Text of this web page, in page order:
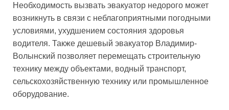
Необходимость вызвать эвакуатор недорого может
возникнуть в связи с неблагоприятными погодными
условиями, ухудшением состояния здоровья
водителя. Также дешевый эвакуатор Владимир-
Волынский позволяет перемещать строительную
технику между объектами, водный транспорт,
сельскохозяйственную технику или промышленное
оборудование.